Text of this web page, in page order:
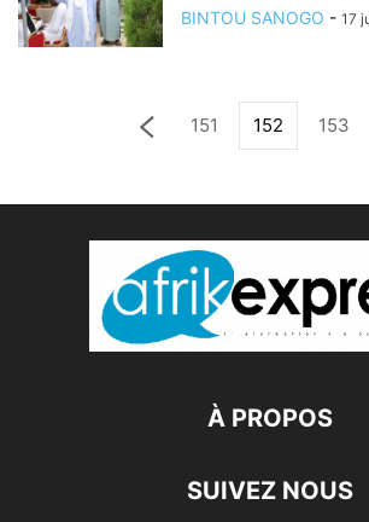
BINTOU SANOGO - 17
151 152 153
À PROPOS
SUIVEZ NOUS